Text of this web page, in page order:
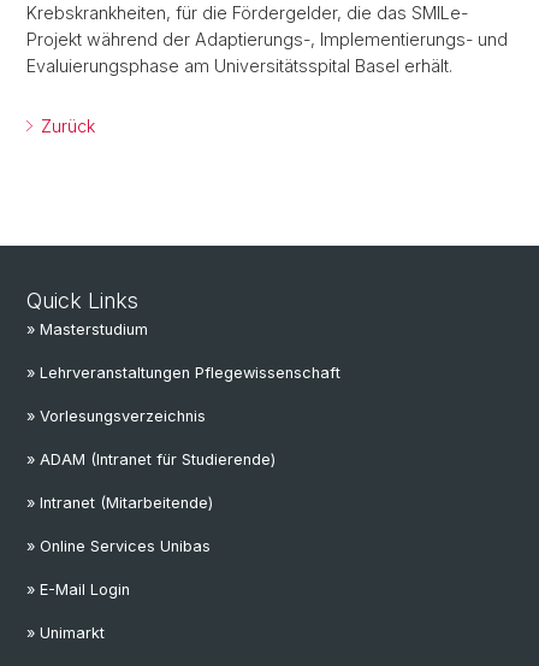
Krebskrankheiten, für die Fördergelder, die das SMILe-
Projekt während der Adaptierungs-, Implementierungs- und
Evaluierungsphase am Universitätsspital Basel erhält.
Zurück
Quick Links
» Masterstudium
» Lehrveranstaltungen Pflegewissenschaft
» Vorlesungsverzeichnis
» ADAM (Intranet für Studierende)
» Intranet (Mitarbeitende)
» Online Services Unibas
» E-Mail Login
» Unimarkt